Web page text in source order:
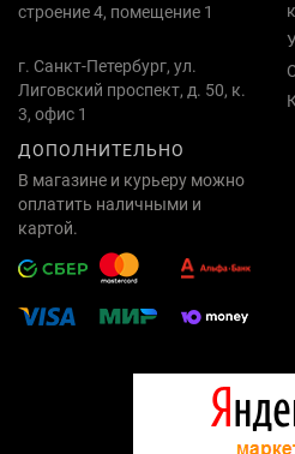
строение 4, помещение 1
г. Санкт-Петербург, ул.
Лиговский проспект, д. 50, к.
3, офис 1
ДОПОЛНИТЕЛЬНО
В магазине и курьеру можно
оплатить наличными и
картой.